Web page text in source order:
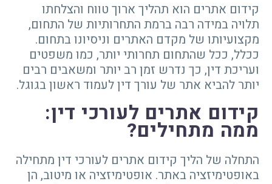
קידום אתרים הוא תהליך ארוך טווח והצלחתו
תלויה במידה רבה ברמת התחרותיות של התחום,
מקצועיותו של מקדם האתרים וניסיונו בתחום.
ככלל, ככל שהתחום תחרותי יותר, כמו משפטים
ועריכת דין, כך נדרש זמן רב יותר ומשאבים רבים
יותר להביא אתר של עורך דין לעמוד ראשון בגוגל.
קידום אתרים לעורכי דין:
ממה מתחילים?
התחלה של הליך קידום אתרים לעורכי דין מתחילה
באופטימיזציה באתר. אופטימיזציה או מיטוב, הן